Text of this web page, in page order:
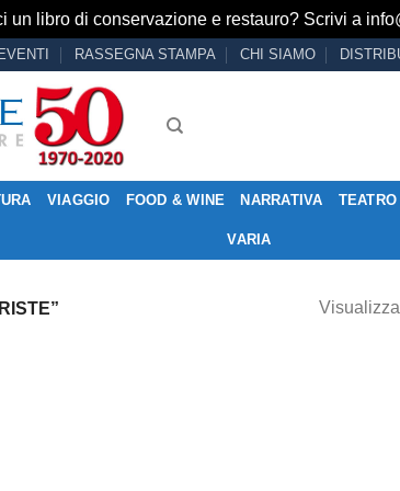
un libro di conservazione e restauro? Scrivi a
EVENTI RASSEGNA STAMPA CHI SIAMO
VIAGGIO FOOD & WINE NARRATIVA
VARIA